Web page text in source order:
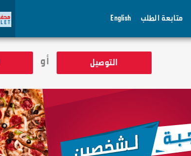
متابعة الطلب English
التوصيل أو